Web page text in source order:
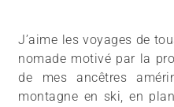
J’aime les voyages de
nomade motivé par la
de mes ancêtres
montagne en ski, en